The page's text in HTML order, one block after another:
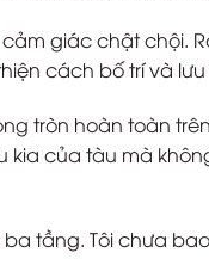
giác chật chội.
cách bố trí và
tròn hoàn toàn
của tàu mà
tầng. Tôi chưa